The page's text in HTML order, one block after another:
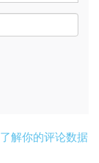
了解你的评论数据